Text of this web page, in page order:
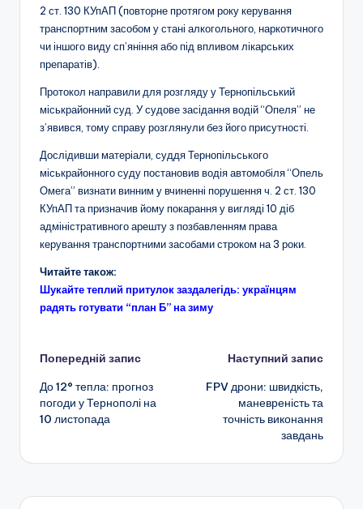
2 ст. 130 КУпАП (повторне протягом року керування
транспортним засобом у стані алкогольного, наркотичного
чи іншого виду сп’яніння або під впливом лікарських
препаратів).
Протокол направили для розгляду у Тернопільський
міськрайонний суд. У судове засідання водій “Опеля” не
з’явився, тому справу розглянули без його присутності.
Дослідивши матеріали, суддя Тернопільського
міськрайонного суду постановив водія автомобіля “Опель
Омега” визнати винним у вчиненні порушення ч. 2 ст. 130
КУпАП та призначив йому покарання у вигляді 10 діб
адміністративного арешту з позбавленням права
керування транспортними засобами строком на 3 роки.
Читайте також:
Шукайте теплий притулок заздалегідь: українцям
радять готувати “план Б” на зиму
Навігація
по
запису
Попередній запис
До 12° тепла: прогноз
погоди у Тернополі на
10 листопада
Наступний запис
FPV дрони: швидкість,
маневреність та
точність виконання
завдань